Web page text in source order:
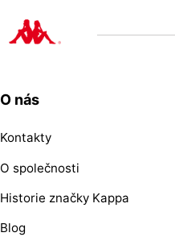
O nás
Kontakty
O společnosti
Historie značky Kappa
Blog